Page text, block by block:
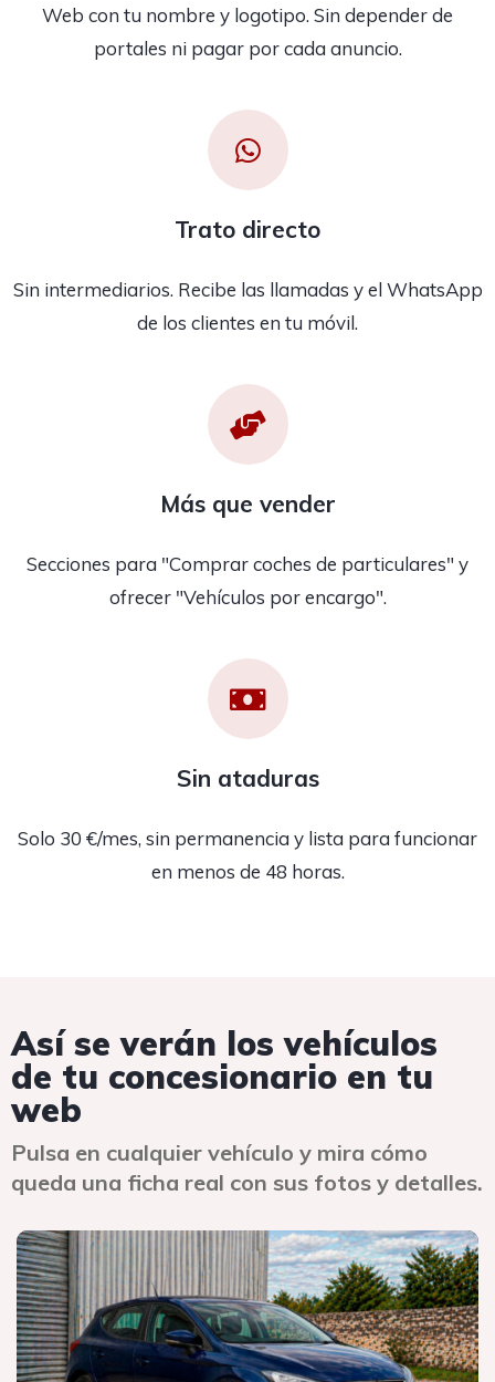
Web con tu nombre y logotipo. Sin depender de
portales ni pagar por cada anuncio.
Trato directo
Sin intermediarios. Recibe las llamadas y el WhatsApp
de los clientes en tu móvil.
Más que vender
Secciones para "Comprar coches de particulares" y
ofrecer "Vehículos por encargo".
Sin ataduras
Solo 30 €/mes, sin permanencia y lista para funcionar
en menos de 48 horas.
Así se verán los vehículos
de tu concesionario en tu
web
Pulsa en cualquier vehículo y mira cómo
queda una ficha real con sus fotos y detalles.